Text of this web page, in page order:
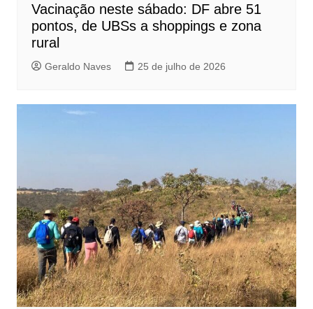
Vacinação neste sábado: DF abre 51
pontos, de UBSs a shoppings e zona
rural
Geraldo Naves 25 de julho de 2026